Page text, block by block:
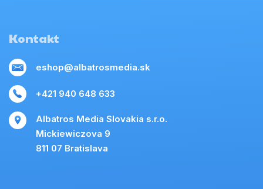
Kontakt
eshop@albatrosmedia.sk
+421 940 648 633
Albatros Media Slovakia s.r.o.
Mickiewiczova 9
811 07 Bratislava